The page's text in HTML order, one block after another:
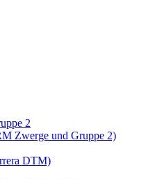
2
Zwerge und Gruppe 2)
DTM)